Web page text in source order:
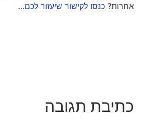
אחרות?כנסו לקישור שיעזור לכם…
כתיבת תגובה